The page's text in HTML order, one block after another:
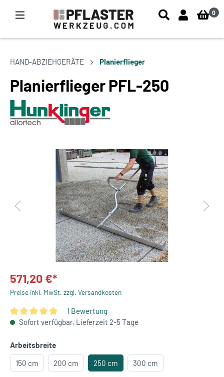
0
HAND-ABZIEHGERÄTE Planierflieger
Planierflieger PFL-250
571,20 €*
Preise inkl. MwSt. zzgl. Versandkosten
1 Bewertung
Sofort verfügbar, Lieferzeit 2-5 Tage
Arbeitsbreite
150 cm
200 cm 250 cm 300 cm